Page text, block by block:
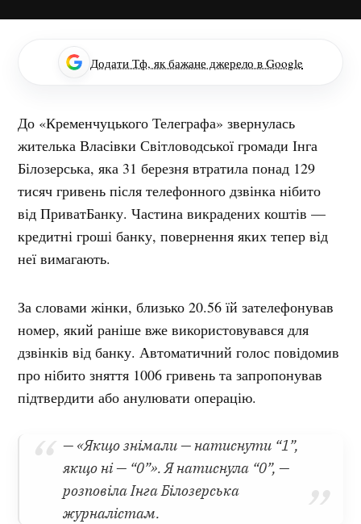
Додати Тф, як бажане джерело в Google
До «Кременчуцького Телеграфа» звернулась
жителька Власівки Світловодської громади Інга
Білозерська, яка 31 березня втратила понад 129
тисяч гривень після телефонного дзвінка нібито
від ПриватБанку. Частина викрадених коштів —
кредитні гроші банку, повернення яких тепер від
неї вимагають.
За словами жінки, близько 20.56 їй зателефонував
номер, який раніше вже використовувався для
дзвінків від банку. Автоматичний голос повідомив
про нібито зняття 1006 гривень та запропонував
підтвердити або анулювати операцію.
— «Якщо знімали — натиснути “1”,
якщо ні — “0”». Я натиснула “0”, —
розповіла Інга Білозерська
журналістам.